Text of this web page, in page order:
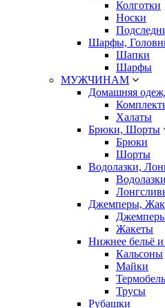
Колготки
Носки
Шарфы,
Шапки
Шарфы
МУЖЧИНАМ
Домашняя
Халаты
Брюки, Шорты
Брюки
Шорты
Водолазки,
Водолазки
Джемперы,
Жакеты
Нижнее бельё и
Кальсоны
Майки
Трусы
Рубашки